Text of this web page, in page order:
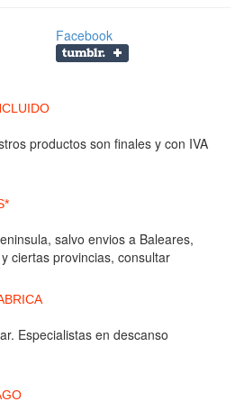
Facebook
productos son finales y con IVA
salvo envios a Baleares,
ciertas provincias, consultar
Especialistas en descanso